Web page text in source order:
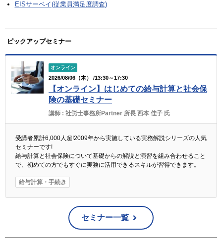
EISサーベイ(従業員満足度調査)
ピックアップセミナー
オンライン
2026/08/06（木） /13:30～17:30
【オンライン】はじめての給与計算と社会保
険の基礎セミナー
講師 :社労士事務所Partner 所長 西本 佳子 氏
受講者累計6,000人超!2009年から実施している実務解説シリーズの人気
セミナーです!
給与計算と社会保険について基礎からの解説と演習を組み合わせること
で、初めての方でもすぐに実務に活用できるスキルが習得できます。
給与計算・手続き
セミナー一覧